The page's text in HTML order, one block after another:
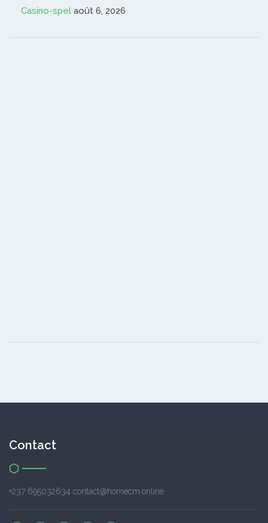
Casino-spel août 6, 2026
Contact
+237 695032634 contact@homecm.online